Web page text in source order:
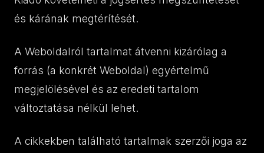
és kárának megtérítését.
A Weboldalról tartalmat átvenni kizárólag a
forrás (a konkrét Weboldal) egyértelmű
megjelölésével és az eredeti tartalom
változtatása nélkül lehet.
A cikkekben található tartalmak szerzői joga az